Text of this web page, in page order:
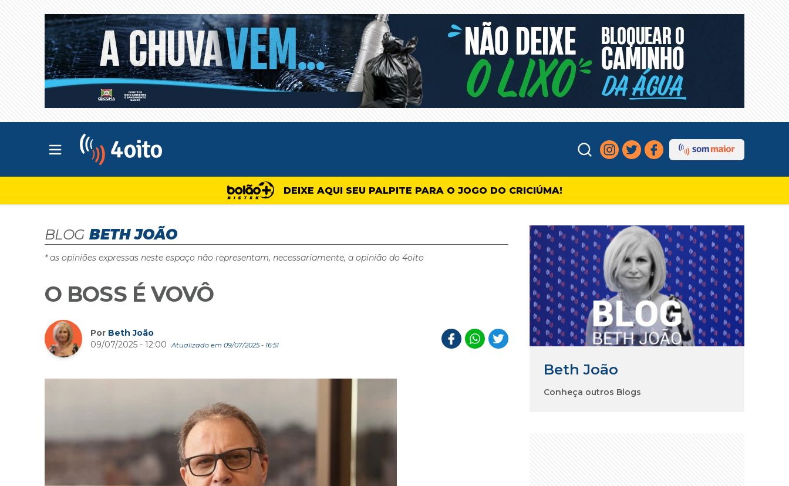
Abrir menu principal
DEIXE AQUI SEU PALPITE PARA O JOGO DO CRICIÚMA!
BLOG BETH JOÃO
* as opiniões expressas neste espaço não representam, necessariamente, a opinião do 4oito
O BOSS É VOVÔ
Por Beth João
09/07/2025 - 12:00
Atualizado em 09/07/2025 - 16:51
Beth João
Conheça outros Blogs